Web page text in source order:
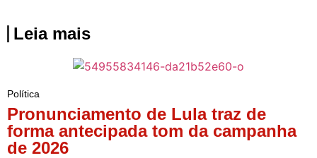
Leia mais
Política
Pronunciamento de Lula traz de
forma antecipada tom da campanha
de 2026